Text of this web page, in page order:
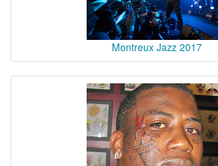
Montreux Jazz 2017